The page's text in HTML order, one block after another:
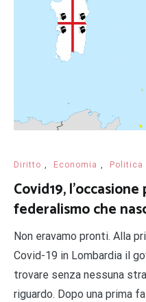
Diritto , Economia , Politica
Covid19,
federalismo che
Non eravamo pronti. Alla
Covid-19 in Lombardia il
trovare senza nessuna
riguardo. Dopo una prima